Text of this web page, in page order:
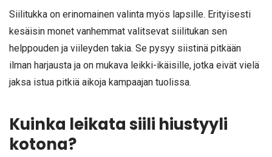
Siilitukka on erinomainen valinta myös lapsille. Erityisesti
kesäisin monet vanhemmat valitsevat siilitukan sen
helppouden ja viileyden takia. Se pysyy siistinä pitkään
ilman harjausta ja on mukava leikki-ikäisille, jotka eivät vielä
jaksa istua pitkiä aikoja kampaajan tuolissa.
Kuinka leikata siili hiustyyli
kotona?